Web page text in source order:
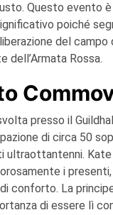
Questo evento
poiché
del campo
dell’Armata Rossa.
presso il
di circa 50
ultraottantenni. Kate
i
conforto. La
di essere lì